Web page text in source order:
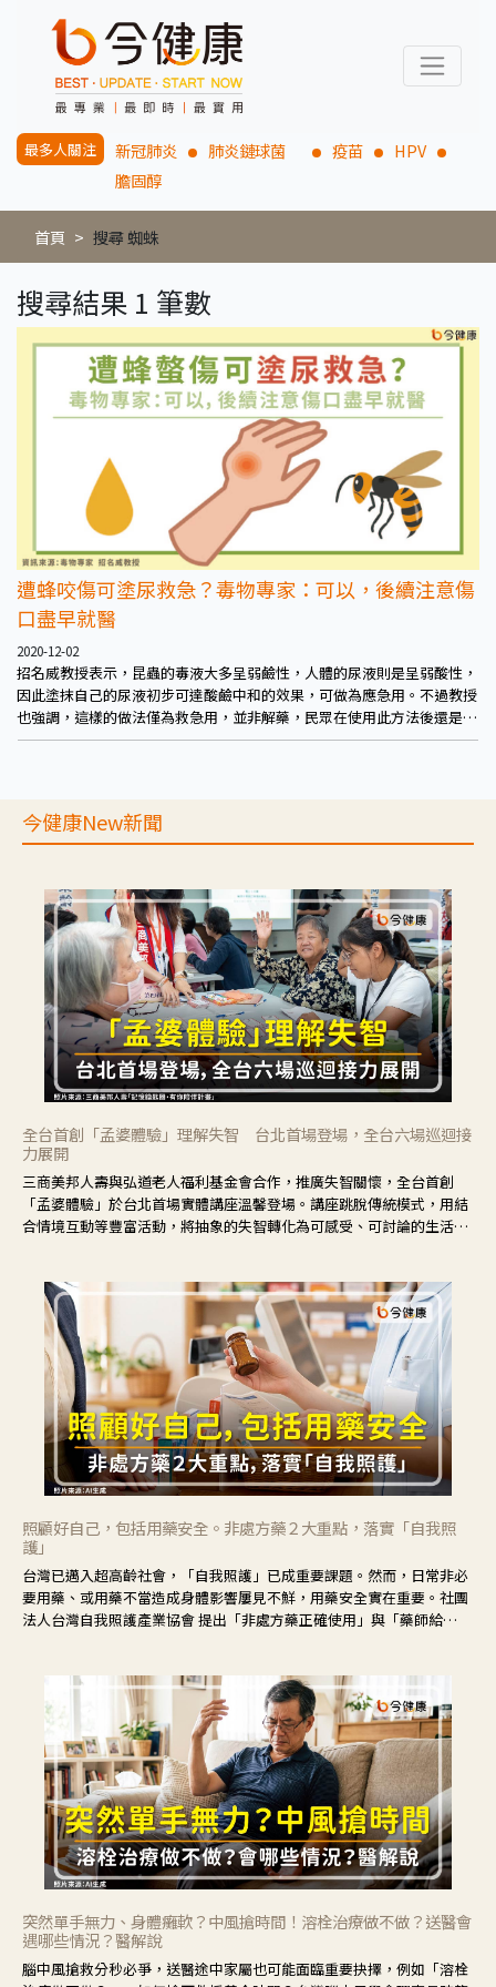
最多人關注 新冠肺炎 肺炎鏈球菌 疫苗
HPV
膽固醇
首頁 搜尋 蜘蛛
搜尋結果 1 筆數
遭蜂咬傷可塗尿救急？毒物專家：可以，後續注意傷
口盡早就醫
2020-12-02
招名威教授表示，昆蟲的毒液大多呈弱鹼性，人體的尿液則是呈弱酸性，
因此塗抹自己的尿液初步可達酸鹼中和的效果，可做為應急用。不過教授
也強調，這樣的做法僅為救急用，並非解藥，民眾在使用此方法後還是應
注意傷口後續進展，並盡早就醫。
今健康New新聞
全台首創「孟婆體驗」理解失智 台北首場登場，全台六場巡迴接
力展開
三商美邦人壽與弘道老人福利基金會合作，推廣失智關懷，全台首創
「孟婆體驗」於台北首場實體講座溫馨登場。講座跳脫傳統模式，用結
合情境互動等豐富活動，將抽象的失智轉化為可感受、可討論的生活情
照顧好自己，包括用藥安全。非處方藥２大重點，落實「自我照
護」
台灣已邁入超高齡社會，「自我照護」已成重要課題。然而，日常非必
要用藥、或用藥不當造成身體影響屢見不鮮，用藥安全實在重要。社團
法人台灣自我照護產業協會 提出「非處方藥正確使用」與「藥師給
突然單手無力、身體癱軟？中風搶時間！溶栓治療做不做？送醫會
遇哪些情況？醫解說
腦中風搶救分秒必爭，送醫途中家屬也可能面臨重要抉擇，例如「溶栓